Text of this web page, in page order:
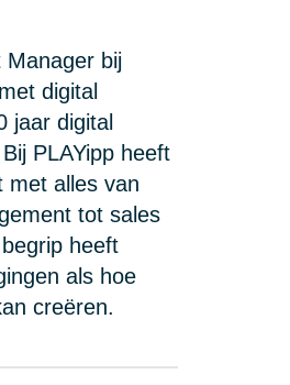
Manager bij
digital
jaar digital
PLAYipp heeft
met alles van
tot sales
heeft
als hoe
creëren.